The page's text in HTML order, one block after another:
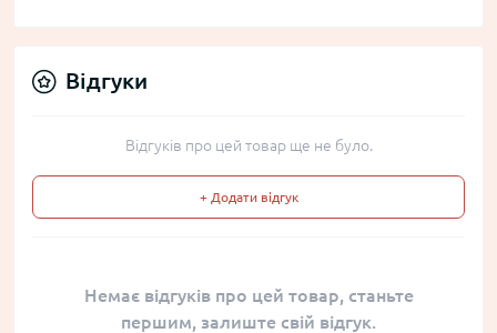
Відгуки
Відгуків про цей товар ще не було.
+ Додати відгук
Немає відгуків про цей товар, станьте
першим, залиште свій відгук.